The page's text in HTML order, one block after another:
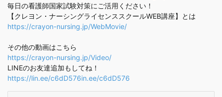
毎日の看護師国家試験対策にご活用ください！
【クレヨン・ナーシングライセンススクールWEB講座】とは
https://crayon-nursing.jp/WebMovie/
その他の動画はこちら
https://crayon-nursing.jp/Video/
LINEのお友達追加もしてね！
https://lin.ee/c6dD576in.ee/c6dD576
14
解剖生理学講座
解剖生理講座 14時限目 【P26 国試問題にチャレンジし
てみよう】
15 解剖生理講座 15時限目 【P28_大脳の構造と機能】
16
解剖生理学講座
解剖生理講座 16時限目 【P28_続き】